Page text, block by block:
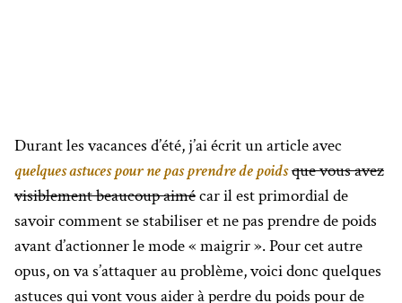
Durant les vacances d’été, j’ai écrit un article avec
quelques astuces pour ne pas prendre de poidsque vous avez
visiblement beaucoup aimécar il est primordial de
savoir comment se stabiliser et ne pas prendre de poids
avant d’actionner le mode « maigrir ». Pour cet autre
opus, on va s’attaquer au problème, voici donc quelques
astuces qui vont vous aider à perdre du poids pour de